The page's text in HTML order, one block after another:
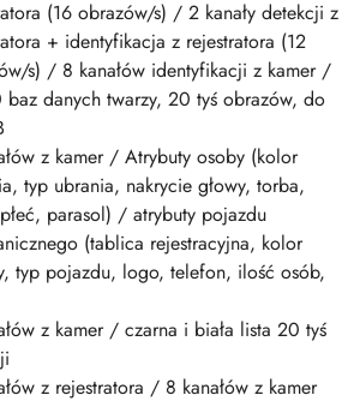
(16 obrazów/s) / 2 kanały detekcji z
+ identyfikacja z rejestratora (12
s) / 8 kanałów identyfikacji z kamer /
danych twarzy, 20 tyś obrazów, do
z kamer / Atrybuty osoby (kolor
typ ubrania, nakrycie głowy, torba,
parasol) / atrybuty pojazdu
(tablica rejestracyjna, kolor
typ pojazdu, logo, telefon, ilość osób,
z kamer / czarna i biała lista 20 tyś
z rejestratora / 8 kanałów z kamer